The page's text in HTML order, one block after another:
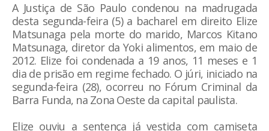
A Justiça de São Paulo condenou na madrugada
desta segunda-feira (5) a bacharel em direito Elize
Matsunaga pela morte do marido, Marcos Kitano
Matsunaga, diretor da Yoki alimentos, em maio de
2012. Elize foi condenada a 19 anos, 11 meses e 1
dia de prisão em regime fechado. O júri, iniciado na
segunda-feira (28), ocorreu no Fórum Criminal da
Barra Funda, na Zona Oeste da capital paulista.
Elize ouviu a sentença já vestida com camiseta